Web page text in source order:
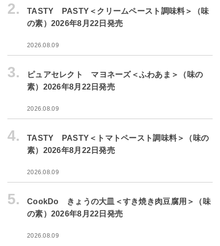
2.
TASTY PASTY＜クリームペースト調味料＞（味
の素）2026年8月22日発売
2026.08.09
3.
ピュアセレクト マヨネーズ＜ふわあま＞（味の
素）2026年8月22日発売
2026.08.09
4.
TASTY PASTY＜トマトペースト調味料＞（味の
素）2026年8月22日発売
2026.08.09
5.
CookDo きょうの大皿＜すき焼き肉豆腐用＞（味
の素）2026年8月22日発売
2026.08.09